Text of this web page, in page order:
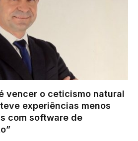
vencer o ceticismo natural
experiências menos
com software de